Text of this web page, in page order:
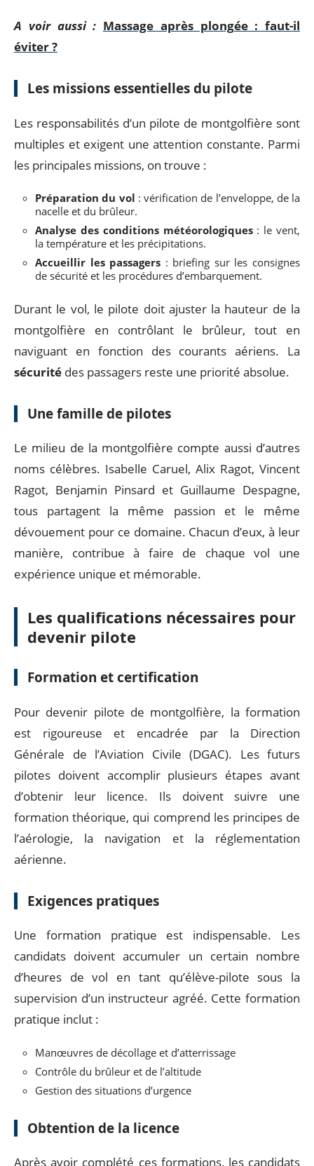
A voir aussi : Massage après plongée : faut-il
éviter ?
Les missions essentielles du pilote
Les responsabilités d’un pilote de montgolfière sont
multiples et exigent une attention constante. Parmi
les principales missions, on trouve :
Préparation du vol : vérification de l’enveloppe, de la
nacelle et du brûleur.
Analyse des conditions météorologiques: le vent,
la température et les précipitations.
Accueillir les passagers : briefing sur les consignes
de sécurité et les procédures d’embarquement.
Durant le vol, le pilote doit ajuster la hauteur de la
montgolfière en contrôlant le brûleur, tout en
naviguant en fonction des courants aériens. La
sécurité des passagers reste une priorité absolue.
Une famille de pilotes
Le milieu de la montgolfière compte aussi d’autres
noms célèbres. Isabelle Caruel, Alix Ragot, Vincent
Ragot, Benjamin Pinsard et Guillaume Despagne,
tous partagent la même passion et le même
dévouement pour ce domaine. Chacun d’eux, à leur
manière, contribue à faire de chaque vol une
expérience unique et mémorable.
Les qualifications nécessaires pour
devenir pilote
Formation et certification
Pour devenir pilote de montgolfière, la formation
est rigoureuse et encadrée par la Direction
Générale de l’Aviation Civile (DGAC). Les futurs
pilotes doivent accomplir plusieurs étapes avant
d’obtenir leur licence. Ils doivent suivre une
formation théorique, qui comprend les principes de
l’aérologie, la navigation et la réglementation
aérienne.
Exigences pratiques
Une formation pratique est indispensable. Les
candidats doivent accumuler un certain nombre
d’heures de vol en tant qu’élève-pilote sous la
supervision d’un instructeur agréé. Cette formation
pratique inclut :
Manœuvres de décollage et d’atterrissage
Contrôle du brûleur et de l’altitude
Gestion des situations d’urgence
Obtention de la licence
Après avoir complété ces formations, les candidats